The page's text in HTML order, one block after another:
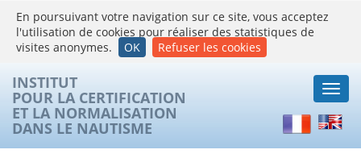
En poursuivant votre navigation sur ce site, vous acceptez
l'utilisation de cookies pour réaliser des statistiques de
visites anonymes.
OK Refuser les cookies
INSTITUT
POUR LA CERTIFICATION
ET LA NORMALISATION
DANS LE NAUTISME FrançaisEnglish